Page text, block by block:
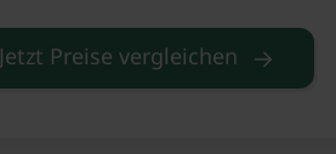
Jetzt Preise vergleichen